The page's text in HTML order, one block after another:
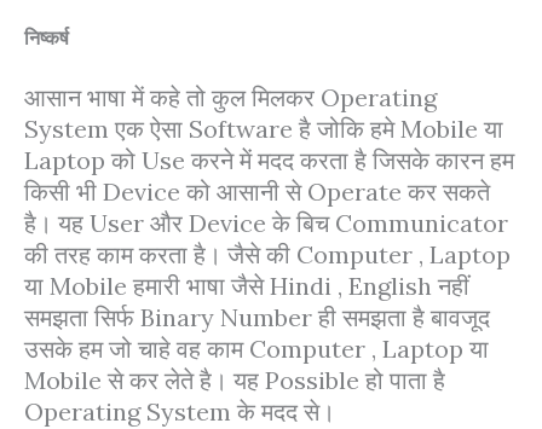
निष्कर्ष
आसान भाषा में कहे तो कुल मिलकर Operating
System एक ऐसा Software है जोकि हमे Mobile या
Laptop को Use करने में मदद करता है जिसके कारन हम
किसी भी Device को आसानी से Operate कर सकते
है। यह User और Device के बिच Communicator
की तरह काम करता है। जैसे की Computer , Laptop
या Mobile हमारी भाषा जैसे Hindi , English नहीं
समझता सिर्फ Binary Number ही समझता है बावजूद
उसके हम जो चाहे वह काम Computer , Laptop या
Mobile से कर लेते है। यह Possible हो पाता है
Operating System के मदद से।